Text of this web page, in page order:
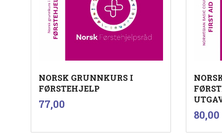
NORSK GRUNNKURS I
FØRSTEHJELP
Pris
77,00
Pris
80,00